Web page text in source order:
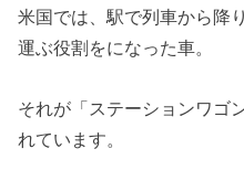
米国では、駅で列車から降
運ぶ役割をになった車。
それが「ステーションワゴ
れています。